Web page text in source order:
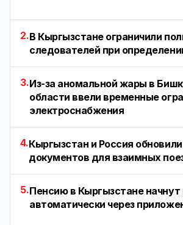
2.В Кыргызстане ограничили
следователей при
3.Из-за аномальной жары в
области ввели временные
электроснабжения
4.Кыргызстан и Россия
документов для взаимных
5.Пенсию в Кыргызстане начнут
автоматически через